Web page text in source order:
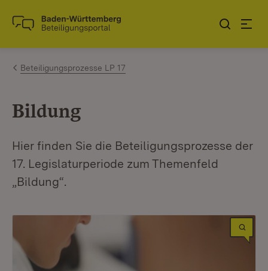
Zum Inhalt springen
Link zur Startseite
Beteiligungsprozesse LP 17
Bildung
Hier finden Sie die Beteiligungsprozesse der
17. Legislaturperiode zum Themenfeld
„Bildung“.